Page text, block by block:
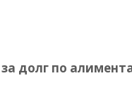
долг по